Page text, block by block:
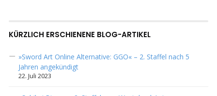
KÜRZLICH ERSCHIENENE BLOG-ARTIKEL
»Sword Art Online Alternative: GGO« – 2. Staffel nach 5
Jahren angekündigt
22. Juli 2023